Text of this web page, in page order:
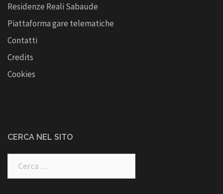
Residenze Reali Sabaude
Piattaforma gare telematiche
Contatti
Credits
Cookies
CERCA NEL SITO
per: